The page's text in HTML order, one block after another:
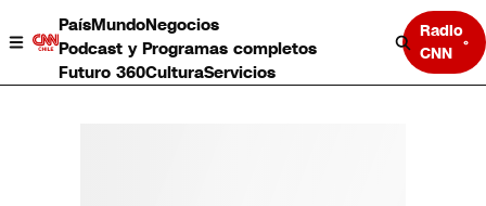
PaísMundoNegocios
Podcast y Programas completos
Futuro 360CulturaServicios
Radio
CNN